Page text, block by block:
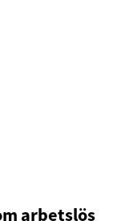
arbetslös